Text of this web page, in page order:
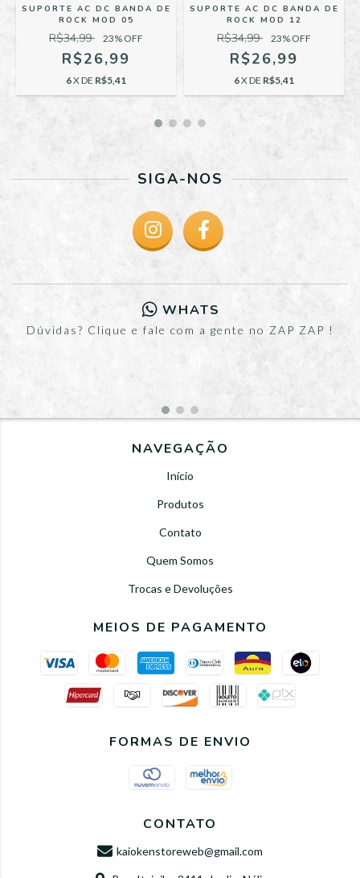
SUPORTE AC DC BANDA DE
ROCK MOD 05
R$34,99 23% OFF
R$26,99
6X DE R$5,41
SUPORTE AC DC BANDA DE
ROCK MOD 12
R$34,99 23% OFF
R$26,99
6X DE R$5,41
SIGA-NOS
WHATS
Dúvidas? Clique e fale com a gente no ZAP ZAP !
NAVEGAÇÃO
Início
Produtos
Contato
Quem Somos
Trocas e Devoluções
MEIOS DE PAGAMENTO
FORMAS DE ENVIO
CONTATO
kaiokenstoreweb@gmail.com